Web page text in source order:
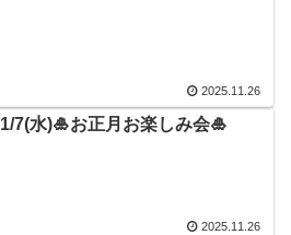
2025.11.26
1/7(水)🎍お正月お楽しみ会🎍
2025.11.26